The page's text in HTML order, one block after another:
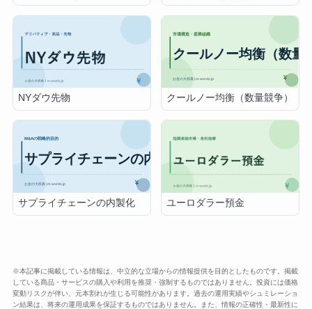
NYダウ先物 クールノー均衡（数量競争）
サプライチェーンの内製化 ユーロダラー預金
※本記事に掲載している情報は、中立的な立場からの情報提供を目的としたものです。掲載
している商品・サービスの購入や利用を推奨・強制するものではありません。投資には価格
変動リスクが伴い、元本割れが生じる可能性があります。過去の運用実績やシュミレーショ
ン結果は、将来の運用成果を保証するものではありません。また、情報の正確性・最新性に